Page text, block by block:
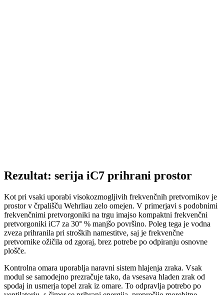
Rezultat: serija iC7 prihrani prostor
Kot pri vsaki uporabi visokozmogljivih frekvenčnih pretvornikov je
prostor v črpališču Wehrliau zelo omejen. V primerjavi s podobnimi
frekvenčnimi pretvorgoniki na trgu imajso kompaktni frekvenčni
pretvorgoniki iC7 za 30° % manjšo površino. Poleg tega je vodna
zveza prihranila pri stroških namestitve, saj je frekvenčne
pretvornike ožičila od zgoraj, brez potrebe po odpiranju osnovne
plošče.
Kontrolna omara uporablja naravni sistem hlajenja zraka. Vsak
modul se samodejno prezračuje tako, da vsesava hladen zrak od
spodaj in usmerja topel zrak iz omare. To odpravlja potrebo po